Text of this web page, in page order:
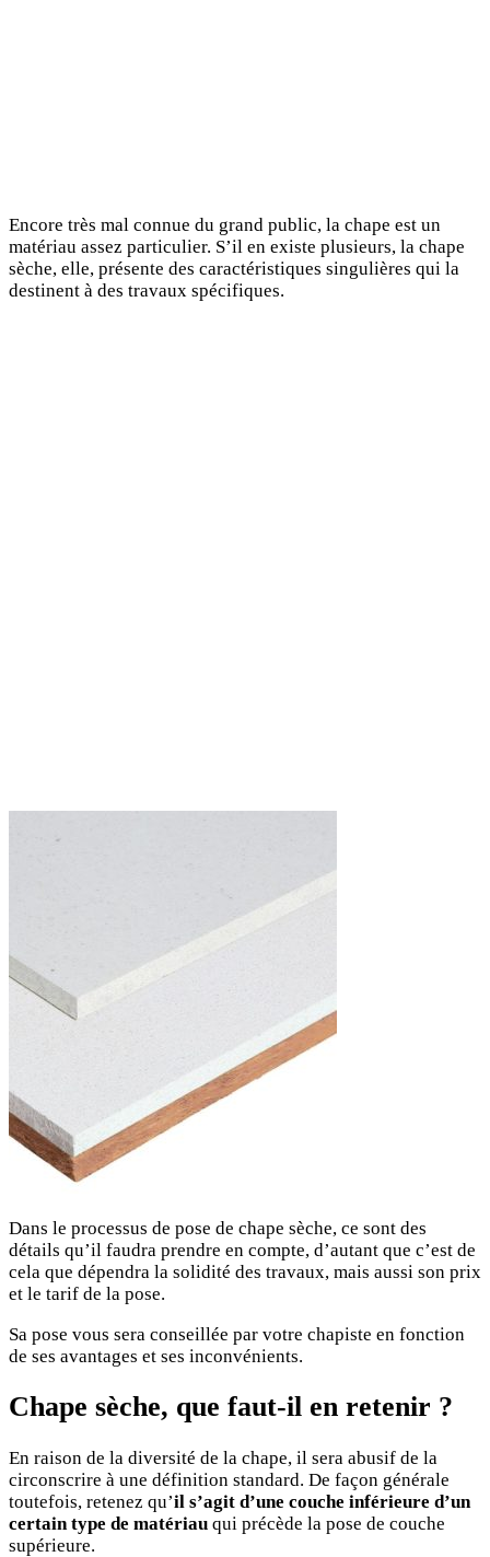
Encore très mal connue du grand public, la chape est un
matériau assez particulier. S’il en existe plusieurs, la chape
sèche, elle, présente des caractéristiques singulières qui la
destinent à des travaux spécifiques.
Dans le processus de pose de chape sèche, ce sont des
détails qu’il faudra prendre en compte, d’autant que c’est de
cela que dépendra la solidité des travaux, mais aussi son prix
et le tarif de la pose.
Sa pose vous sera conseillée par votre chapiste en fonction
de ses avantages et ses inconvénients.
Chape sèche, que faut-il en retenir ?
En raison de la diversité de la chape, il sera abusif de la
circonscrire à une définition standard. De façon générale
toutefois, retenez qu’il s’agit d’une couche inférieure d’un
certain type de matériau qui précède la pose de couche
supérieure.